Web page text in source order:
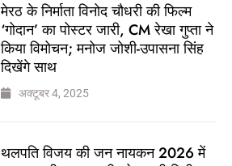
मेरठ के निर्माता विनोद चौधरी की फिल्म
‘गोदान’ का पोस्टर जारी, CM रेखा गुप्ता ने
किया विमोचन; मनोज जोशी-उपासना सिंह
दिखेंगे साथ
अक्टूबर 4, 2025
थलपति विजय की जन नायकन 2026 में